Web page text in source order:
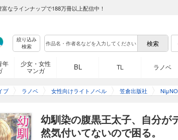
なラインナップで188万冊以上配信中！
絞り込み
検索
年
少女・女性
マンガ
BL TL ラノベ
ブ ラノベ 女性向けライトノベル 笠倉出版社
幼馴染の腹黒王太子、自分が
然気付いてないので困る。